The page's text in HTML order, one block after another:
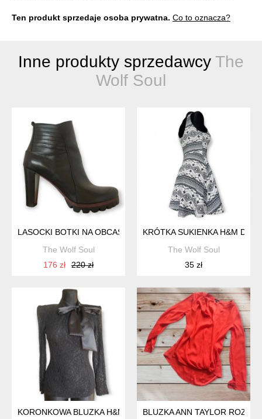
Ten produkt sprzedaje osoba prywatna. Co to oznacza?
Inne produkty sprzedawcy The
Wolf Soul
LASOCKI BOTKI NA OBCASIE ROZMIAR 41
The Wolf Soul
176 zł
220 zł
KRÓTKA SUKIENKA H&M
The Wolf Soul
35 zł
KORONKOWA BLUZKA H&M ROZMIAR 36.BLUZKA ANN TAYLOR